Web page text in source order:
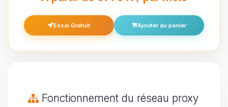
Essai Gratuit Ajouter au panier
Fonctionnement du réseau proxy